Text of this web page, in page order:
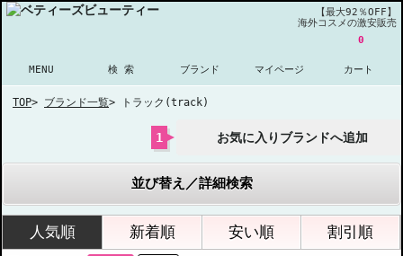
【最大92％OFF】
海外コスメの激安販売
MENU 検 索 ブランド マイページ
0
カート
TOP> ブランド一覧> トラック(track)
1 お気に入りブランドへ追加
並び替え／詳細検索
人気順 新着順 安い順 割引順